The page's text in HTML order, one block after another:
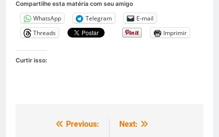
Compartilhe esta matéria com seu amigo
WhatsApp Telegram
E-mail
Threads
Imprimir
Curtir isso:
Navegação
Previous:
Next: